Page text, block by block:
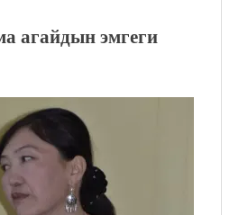
эмгеги